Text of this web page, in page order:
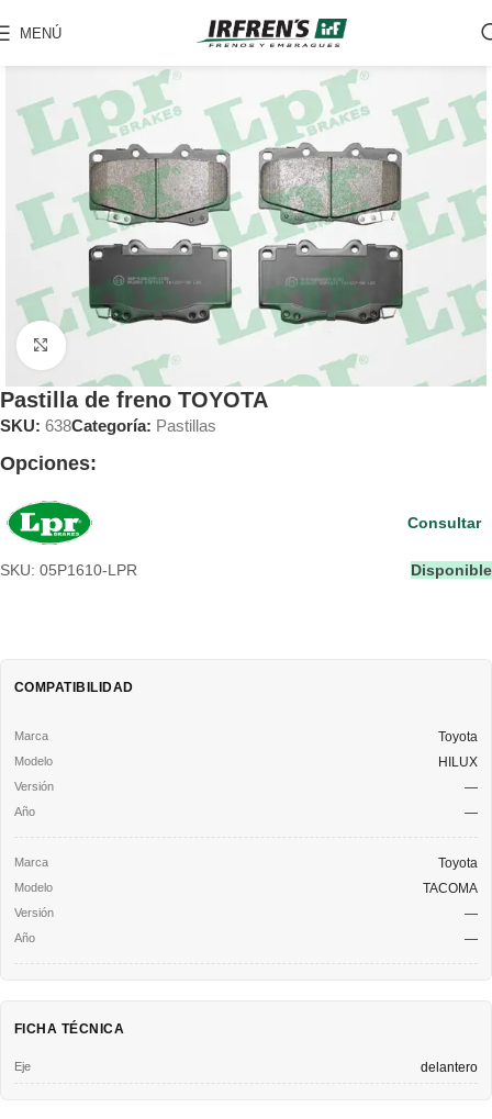
MENÚ
Pastilla de freno TOYOTA
SKU: 638Categoría: Pastillas
Opciones:
SKU: 05P1610-LPR Disponible
Consultar
COMPATIBILIDAD
Toyota
HILUX
—
—
Toyota
TACOMA
—
—
FICHA TÉCNICA
Eje delantero